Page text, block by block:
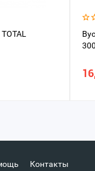
Контакты